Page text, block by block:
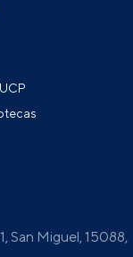
San Miguel, 15088,